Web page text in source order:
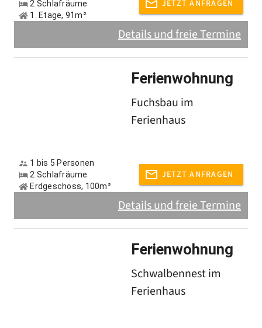
2 Schlafräume
1. Etage, 91m²
JETZT ANFRAGEN
Details und freie Termine
Ferienwohnung
Fuchsbau im
Ferienhaus
1 bis 5 Personen
2 Schlafräume
Erdgeschoss, 100m²
JETZT ANFRAGEN
Details und freie Termine
Ferienwohnung
Schwalbennest im
Ferienhaus